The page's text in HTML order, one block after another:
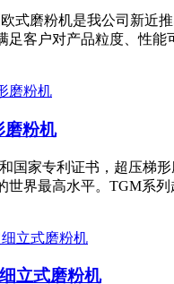
式磨粉机是我公司新近
足客户对产品粒度、性
磨粉机
国家专利证书，超压梯
世界最高水平。TGM系
立式磨粉机